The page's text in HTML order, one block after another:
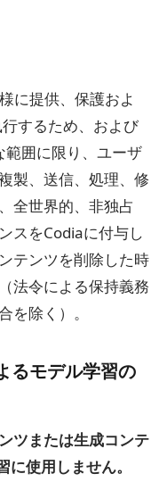
に提供、保護およ
するため、および
範囲に限り、ユーザ
製、送信、処理、修
全世界的、非独占
スをCodiaに付与し
テンツを削除した時
法令による保持義務
を除く）。
るモデル学習の
ツまたは生成コンテ
使用しません。